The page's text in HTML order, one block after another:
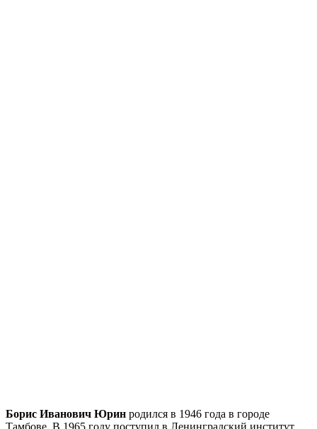
Борис Иванович Юрин родился в 1946 года в городе
Тамбове. В 1965 году поступил в Ленинградский институт